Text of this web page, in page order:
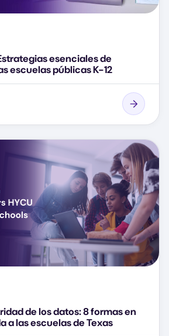
esenciales de
escuelas públicas K-12
de los datos: 8 formas en
a las escuelas de Texas